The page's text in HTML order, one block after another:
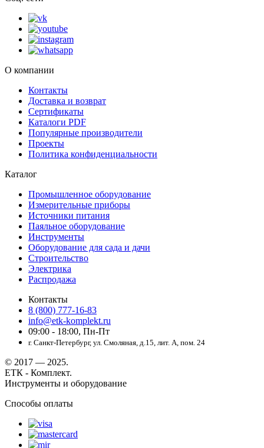
О компании
Контакты
Доставка и возврат
Сертификаты
Каталоги PDF
Популярные производители
Проекты
Политика конфиденциальности
Каталог
Промышленное оборудование
Измерительные приборы
Источники питания
Паяльное оборудование
Инструменты
Оборудование для сада и дачи
Строительство
Электрика
Распродажа
Контакты
8 (800) 777-16-83
info@etk-komplekt.ru
09:00 - 18:00, Пн-Пт
г. Санкт-Петербург, ул. Смоляная, д.15, лит. А, пом. 24
© 2017 — 2025.
ЕТК - Комплект.
Инструменты и оборудование
Способы оплаты